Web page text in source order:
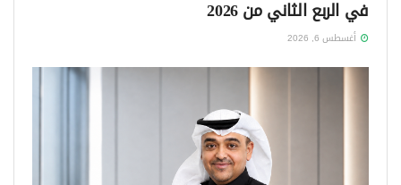
في الربع الثاني من 2026
أغسطس 6, 2026